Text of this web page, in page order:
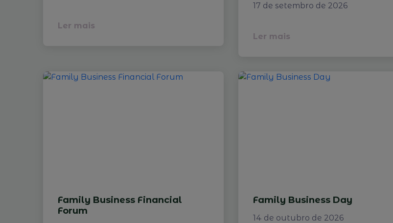
Ler mais
17 de setembro de 2026
Ler mais
Family Business Financial
Forum
Family Business Day
14 de outubro de 2026